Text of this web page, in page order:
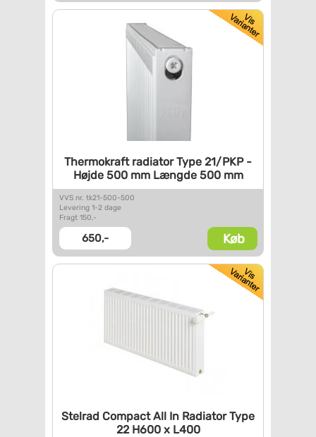
Thermokraft radiator Type 21/PKP -
Højde 500 mm Længde500 mm
VVS nr. tk21-500-500
Levering 1-2 dage
Fragt 150,-
650,- Køb
Stelrad Compact All In Radiator Type
22 H600 x L400